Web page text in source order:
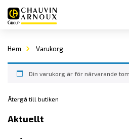
Hem Varukorg
Din varukorg är för närvarande tom.
Återgå till butiken
Aktuellt